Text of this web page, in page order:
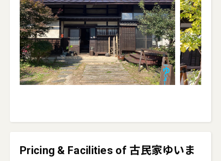
Pricing & Facilities of 古民家ゆいま